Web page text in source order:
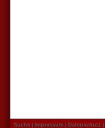
Suche | Impressum | Datenschutz |